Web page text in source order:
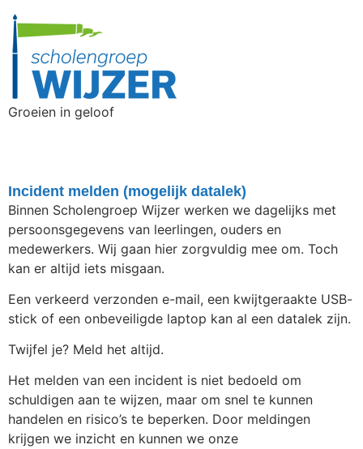
Groeien in geloof
Incident melden (mogelijk datalek)
Binnen Scholengroep Wijzer werken we dagelijks met
persoonsgegevens van leerlingen, ouders en
medewerkers. Wij gaan hier zorgvuldig mee om. Toch
kan er altijd iets misgaan.
Een verkeerd verzonden e-mail, een kwijtgeraakte USB-
stick of een onbeveiligde laptop kan al een datalek zijn.
Twijfel je? Meld het altijd.
Het melden van een incident is niet bedoeld om
schuldigen aan te wijzen, maar om snel te kunnen
handelen en risico’s te beperken. Door meldingen
krijgen we inzicht en kunnen we onze